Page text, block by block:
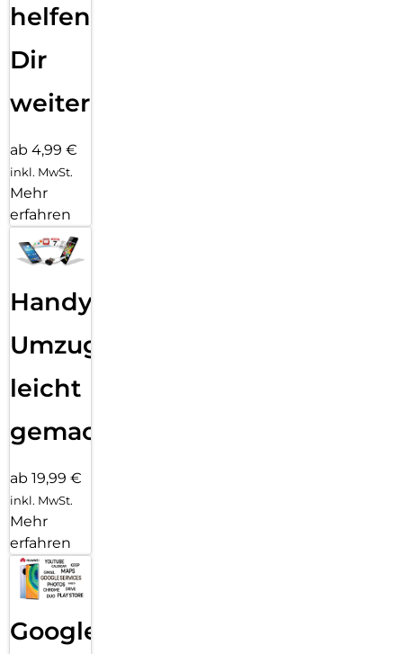
helfen
Dir
weiter
ab 4,99 €
inkl. MwSt.
Mehr
erfahren
Handy
Umzug
leicht
gemacht!
ab 19,99 €
inkl. MwSt.
Mehr
erfahren
Google